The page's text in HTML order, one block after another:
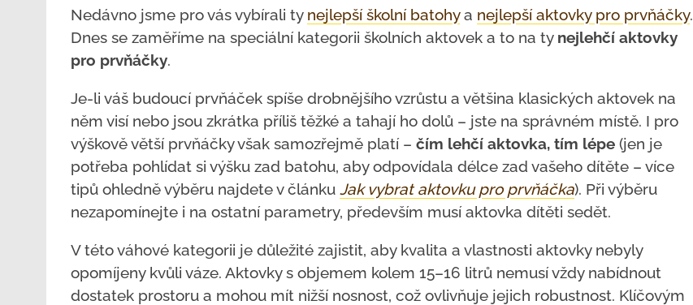
Nedávno jsme pro vás vybírali ty nejlepší školní batohya nejlepší aktovky pro prvňáčky.
Dnes se zaměříme na speciální kategorii školních aktovek a to na ty nejlehčí aktovky
pro prvňáčky.
Je-li váš budoucí prvňáček spíše drobnějšího vzrůstu a většina klasických aktovek na
něm visí nebo jsou zkrátka příliš těžké a tahají ho dolů – jste na správném místě. I pro
výškově větší prvňáčky však samozřejmě platí – čím lehčí aktovka, tím lépe (jen je
potřeba pohlídat si výšku zad batohu, aby odpovídala délce zad vašeho dítěte – více
tipů ohledně výběru najdete v článku Jak vybrat aktovku pro prvňáčka). Při výběru
nezapomínejte i na ostatní parametry, především musí aktovka dítěti sedět.
V této váhové kategorii je důležité zajistit, aby kvalita a vlastnosti aktovky nebyly
opomíjeny kvůli váze. Aktovky s objemem kolem 15–16 litrů nemusí vždy nabídnout
dostatek prostoru a mohou mít nižší nosnost, což ovlivňuje jejich robustnost. Klíčovým